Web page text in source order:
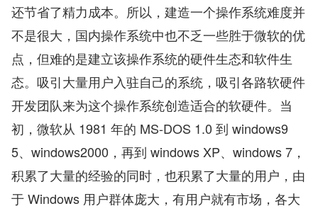
还节省了精力成本。所以，建造一个操作系统难度并
不是很大，国内操作系统中也不乏一些胜于微软的优
点，但难的是建立该操作系统的硬件生态和软件生
态。吸引大量用户入驻自己的系统，吸引各路软硬件
开发团队来为这个操作系统创造适合的软硬件。当
初，微软从 1981 年的 MS-DOS 1.0 到 windows9
5、windows2000，再到 windows XP、windows 7，
积累了大量的经验的同时，也积累了大量的用户，由
于 Windows 用户群体庞大，有用户就有市场，各大